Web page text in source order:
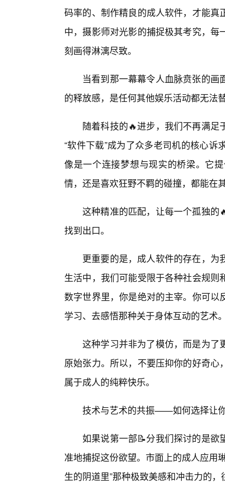
码率的、制作精良的成人软件，才能
中，摄影师对光影的捕捉极其考究，
刻画得淋漓尽致。
当看到那一幕幕令人血脉贲张的
的释放感，是任何其他娱乐活动都无法
随着科技的🔥进步，我们不再满
“软件下载”成为了众多老司机的核心
像是一个连接梦想与现实的桥梁。它
情，还是喜欢狂野不羁的碰撞，都能在
这种精准的匹配，让每一个孤独的
找到出口。
更重要的是，成人软件的存在，
生活中，我们可能受限于各种社会规
数字世界里，你是绝对的主宰。你可
学习、去感悟那种关于身体互动的艺术
这种学习并非为了模仿，而是为了
原始张力。所以，不要压抑你的好奇
属于成人的纯粹快乐。
技术与艺术的共振——如何选择让
如果说第一部📝分我们探讨的是欲
准地捕捉这份欲望。市面上的成人应用
生的阴道里”那种极致美感和冲击力的